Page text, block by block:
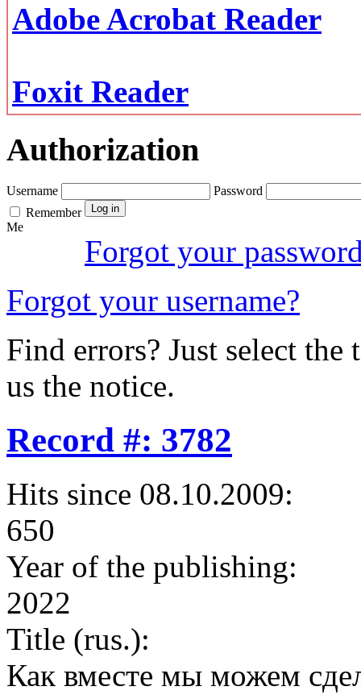
Adobe Acrobat Reader
Foxit Reader
Authorization
Username
Password
Remember
Me
Forgot your
Forgot your username?
Find errors? Just select
us the notice.
Record #: 3782
Hits since 08.10.2009:
650
Year of the publishing:
2022
Title (rus.):
Как вместе мы можем